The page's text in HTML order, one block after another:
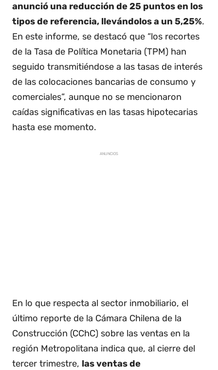
anunció una reducción de 25 puntos en los
tipos de referencia, llevándolos a un 5,25%.
En este informe, se destacó que “los recortes
de la Tasa de Política Monetaria (TPM) han
seguido transmitiéndose a las tasas de interés
de las colocaciones bancarias de consumo y
comerciales”, aunque no se mencionaron
caídas significativas en las tasas hipotecarias
hasta ese momento.
ANUNCIOS
En lo que respecta al sector inmobiliario, el
último reporte de la Cámara Chilena de la
Construcción (CChC) sobre las ventas en la
región Metropolitana indica que, al cierre del
tercer trimestre, las ventas de